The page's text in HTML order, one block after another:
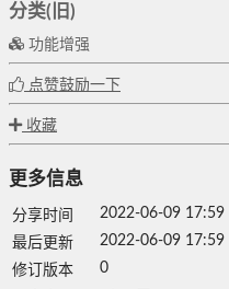
分类(旧)
功能增强
点赞鼓励一下
收藏
更多信息
分享时间
2022-06-09 17:59
最后更新
2022-06-09 17:59
修订版本
0